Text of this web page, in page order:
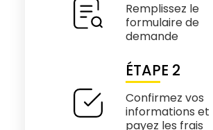
Remplissez le
formulaire de
demande
ÉTAPE 2
Confirmez vos
informations et
payez les frais